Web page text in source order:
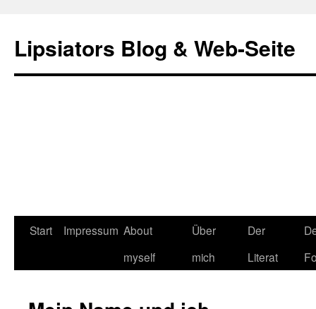
Lipsiators Blog & Web-Seite
Start Impressum About
myself
Über
mich
Der
Literat